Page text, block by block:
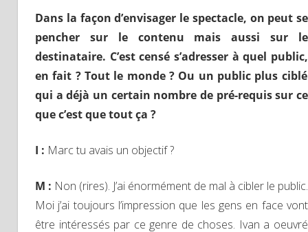
Dans la façon d’envisager le spectacle, on peut se
pencher sur le contenu mais aussisur le
destinataire. C’est censé s’adresser à quel public,
en fait ? Tout le monde ? Ou un public plus ciblé
qui a déjà un certain nombre de pré-requis sur ce
que c’est que tout ça ?
I : Marc tu avais un objectif ?
M : Non (rires). J’ai énormément de mal à cibler le public.
Moi j’ai toujours l’impression que les gens en face vont
être intéressés par ce genre de choses. Ivan a oeuvré